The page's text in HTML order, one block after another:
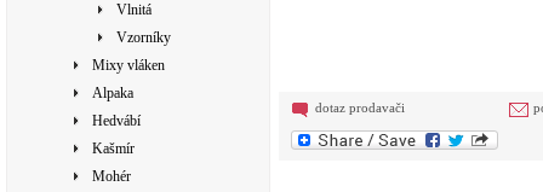
Vlnitá
Vzorníky
Mixy vláken
Alpaka
Hedvábí
Kašmír
Mohér
dotaz prodavači